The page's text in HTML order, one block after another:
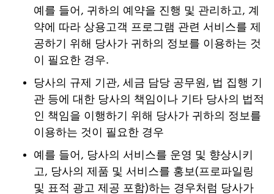
예를 들어, 귀하의 예약을 진행 및 관리하고, 계
약에 따라 상용고객 프로그램 관련 서비스를 제
공하기 위해 당사가 귀하의 정보를 이용하는 것
이 필요한 경우.
당사의 규제 기관, 세금 담당 공무원, 법 집행 기
관 등에 대한 당사의 책임이나 기타 당사의 법적
인 책임을 이행하기 위해 당사가 귀하의 정보를
이용하는 것이 필요한 경우
예를 들어, 당사의 서비스를 운영 및 향상시키
고, 당사의 제품 및 서비스를 홍보(프로파일링
및 표적 광고 제공 포함)하는 경우처럼 당사가